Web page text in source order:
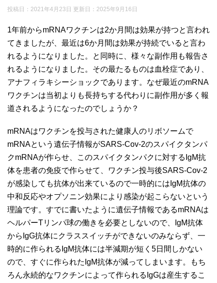
投稿日：2021年4月23日 更新日： 2025年9月16日
1年前からmRNAワクチンは2か月間は効果が持つと言われ
てきましたが、最近は6か月間は効果が持続でいると言わ
れるようになりました。と同時に、様々な副作用も報告さ
れるようになりました。その最たるものは血栓症であり、
アナフィラキシーショックであります。なぜ最近のmRNA
ワクチンは当初よりも長持ちする代わりに副作用が多く報
道されるようになったのでしょうか？
mRNAはワクチンを投与された健康人のリボソームで
mRNAという遺伝子情報がSARS-Cov-2のスパイクタンパ
クmRNAが作らせ、このスパイクタンパクに対するIgM抗
体を患者の免疫で作らせて、ワクチン投与後SARS-Cov-2
が感染しても抗体が出来ているので一時的にはIgM抗体の
中和反応やオプソニン効果により感染が起こらないという
理論です。すでに書いたように遺伝子情報であるmRNAは
ヘルパーTリンパ球の働きを必要としないので、IgM抗体
からIgG抗体にクラススイッチができないのみならず、一
時的に作られるIgM抗体には半減期が短く5日間しかない
ので、すぐに作られたIgM抗体が減ってしまいます。もち
ろん永続的なワクチンによって作られるIgGは産生するこ